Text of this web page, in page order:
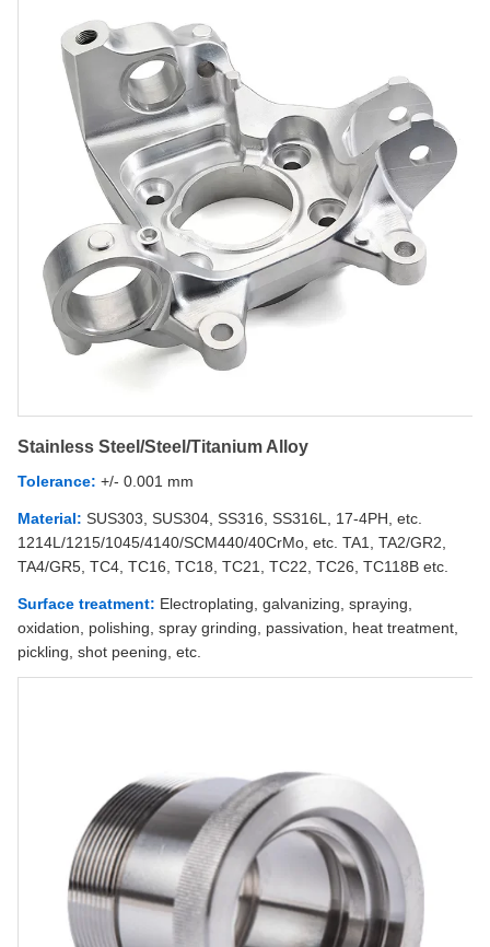
Stainless Steel/Steel/Titanium Alloy
Tolerance: +/- 0.001 mm
Material: SUS303, SUS304, SS316, SS316L, 17-4PH, etc.
1214L/1215/1045/4140/SCM440/40CrMo, etc. TA1, TA2/GR2,
TA4/GR5, TC4, TC16, TC18, TC21, TC22, TC26, TC118B etc.
Surface treatment: Electroplating, galvanizing, spraying,
oxidation, polishing, spray grinding, passivation, heat treatment,
pickling, shot peening, etc.